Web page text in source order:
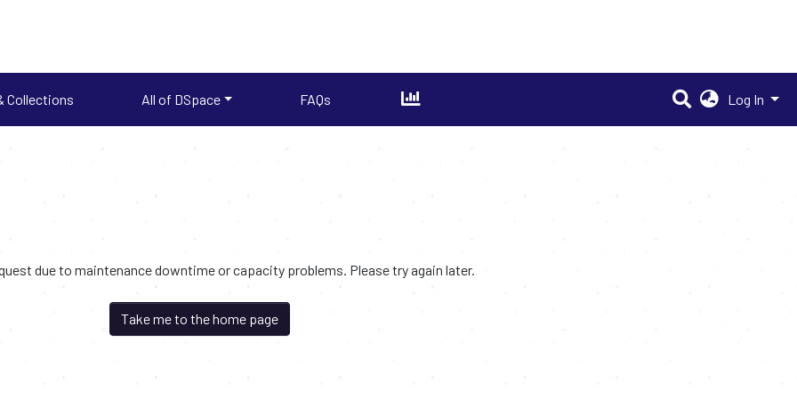
Collections All of DSpace FAQs Log In
due to maintenance downtime or capacity problems. Please try again later.
Take me to the home page